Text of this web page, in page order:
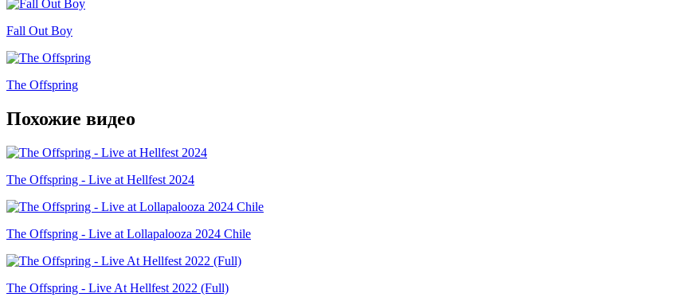
Fall Out Boy
The Offspring
Похожие видео
The Offspring - Live at Hellfest 2024
The Offspring - Live at Lollapalooza 2024 Chile
The Offspring - Live At Hellfest 2022 (Full)